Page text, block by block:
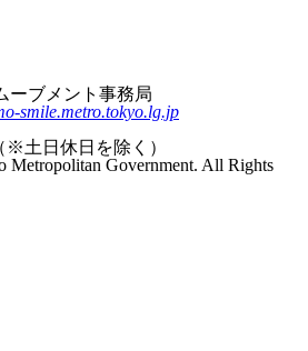
ーブメント事務局
smile.metro.tokyo.lg.jp
※土日休日を除く）
Government. All Rights